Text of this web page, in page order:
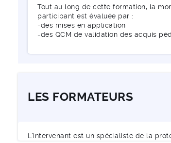
Tout au long de cette formation, la
participant est évaluée par :
-des mises en application
-des QCM de validation des acquis
LES FORMATEURS
L'intervenant est un spécialiste de la